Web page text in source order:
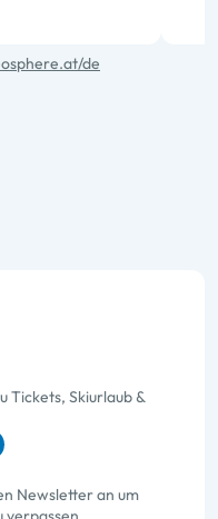
de
Tickets, Skiurlaub &
Newsletter an um